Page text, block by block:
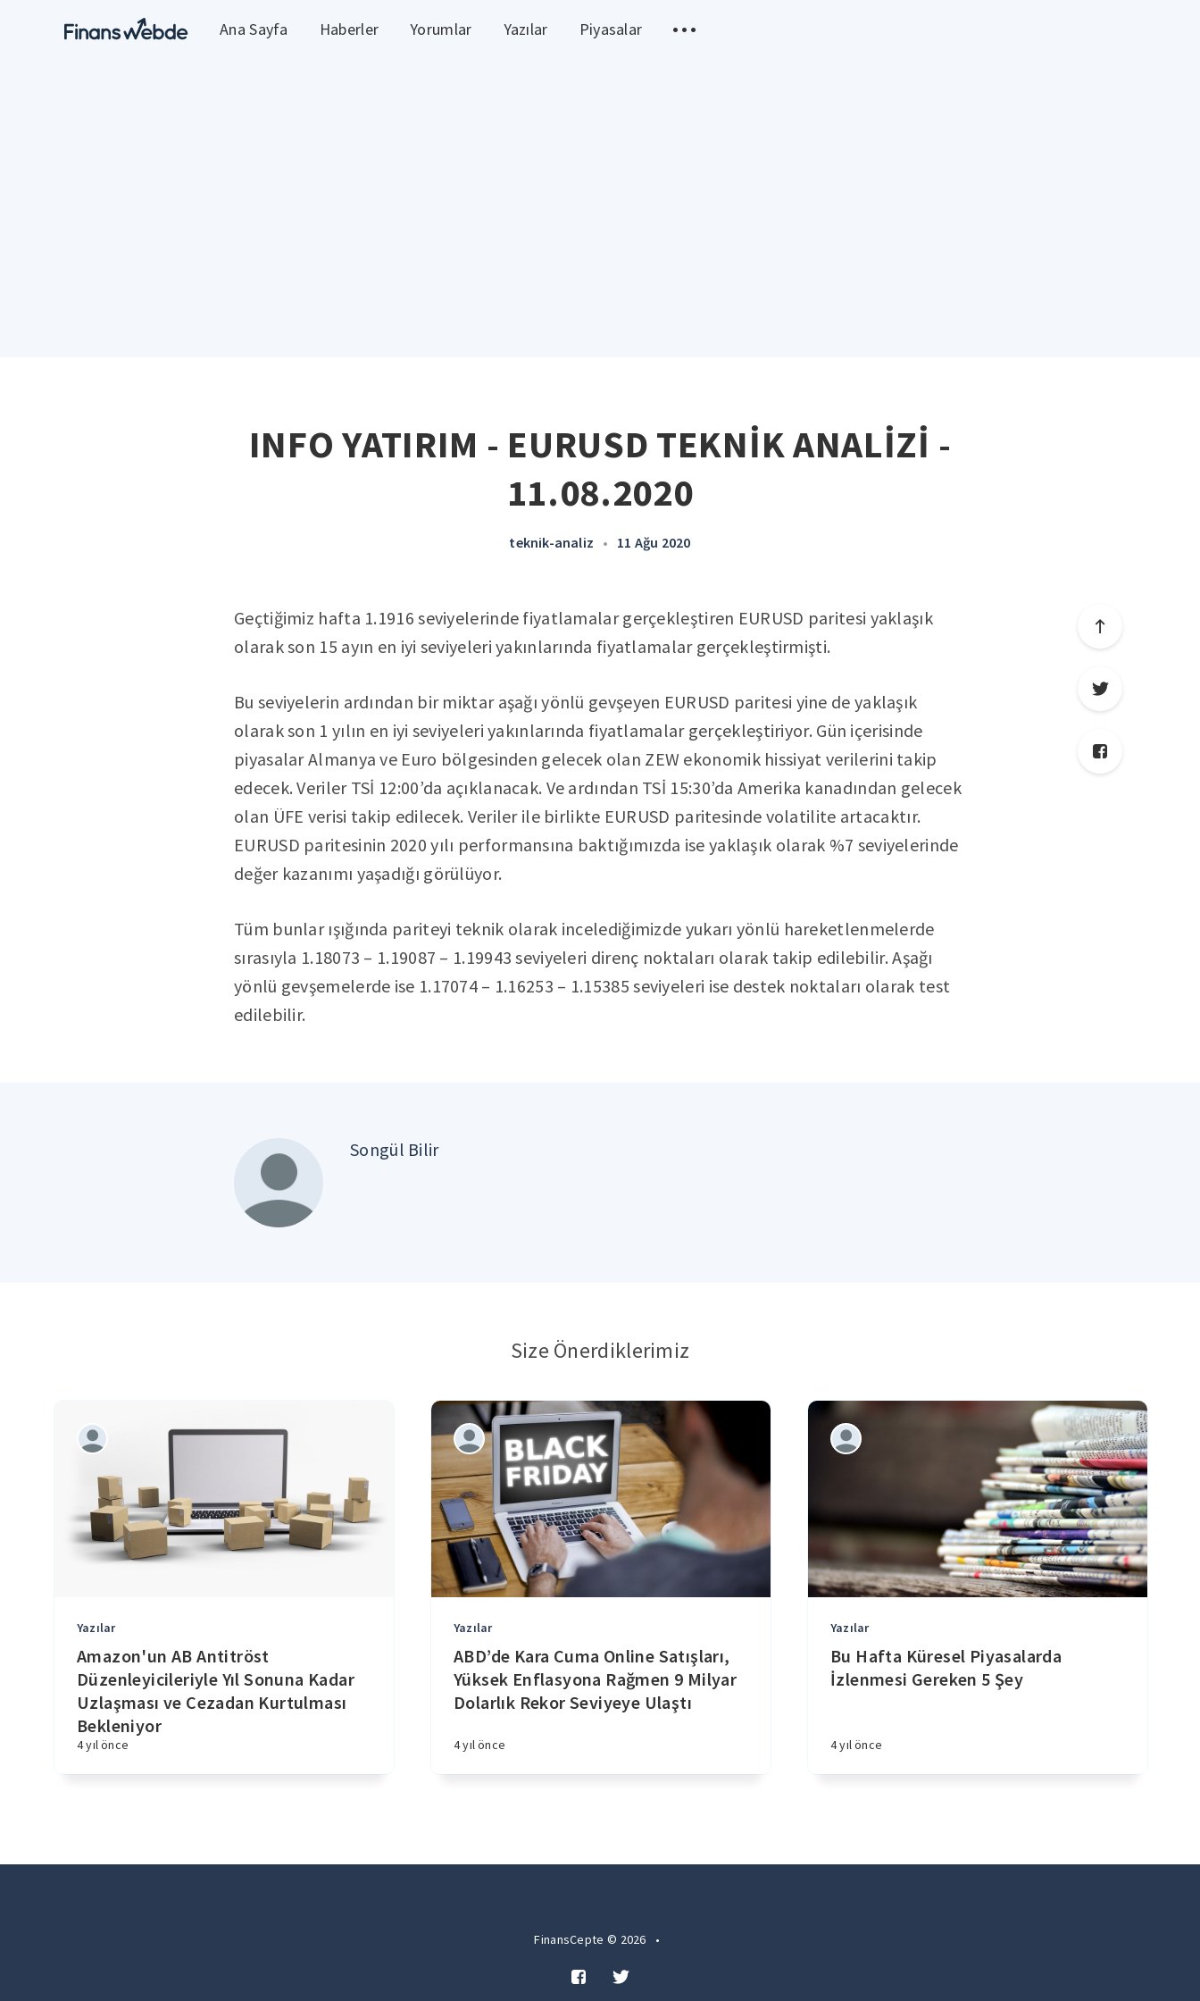
Ana Sayfa Haberler Yorumlar Yazılar Piyasalar
INFO YATIRIM - EURUSD TEKNİK ANALİZİ -
11.08.2020
teknik-analiz • 11 Ağu 2020
Geçtiğimiz hafta 1.1916 seviyelerinde fiyatlamalar gerçekleştiren EURUSD paritesi yaklaşık
olarak son 15 ayın en iyi seviyeleri yakınlarında fiyatlamalar gerçekleştirmişti.
Bu seviyelerin ardından bir miktar aşağı yönlü gevşeyen EURUSD paritesi yine de yaklaşık
olarak son 1 yılın en iyi seviyeleri yakınlarında fiyatlamalar gerçekleştiriyor. Gün içerisinde
piyasalar Almanya ve Euro bölgesinden gelecek olan ZEW ekonomik hissiyat verilerini takip
edecek. Veriler TSİ 12:00’da açıklanacak. Ve ardından TSİ 15:30’da Amerika kanadından gelecek
olan ÜFE verisi takip edilecek. Veriler ile birlikte EURUSD paritesinde volatilite artacaktır.
EURUSD paritesinin 2020 yılı performansına baktığımızda ise yaklaşık olarak %7 seviyelerinde
değer kazanımı yaşadığı görülüyor.
Tüm bunlar ışığında pariteyi teknik olarak incelediğimizde yukarı yönlü hareketlenmelerde
sırasıyla 1.18073 – 1.19087 – 1.19943 seviyeleri direnç noktaları olarak takip edilebilir. Aşağı
yönlü gevşemelerde ise 1.17074 – 1.16253 – 1.15385 seviyeleri ise destek noktaları olarak test
edilebilir.
Songül Bilir
Size Önerdiklerimiz
Yazılar
Amazon'un AB Antitröst
Düzenleyicileriyle Yıl Sonuna Kadar
Uzlaşması ve Cezadan Kurtulması
Bekleniyor
4 yıl önce
Yazılar
ABD’de Kara Cuma Online Satışları,
Yüksek Enflasyona Rağmen 9 Milyar
Dolarlık Rekor Seviyeye Ulaştı
4 yıl önce
Yazılar
Bu Hafta Küresel Piyasalarda
İzlenmesi Gereken 5 Şey
4 yıl önce
FinansCepte © 2026 •